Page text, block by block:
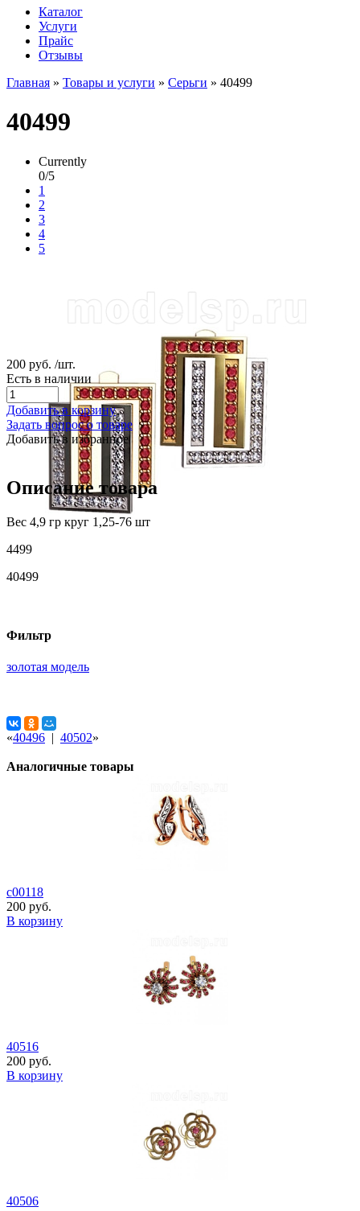
Каталог
Услуги
Прайс
Отзывы
Главная » Товары и услуги » Серьги » 40499
40499
Currently
0/5
1
2
3
4
5
200 руб. /шт.
Есть в наличии
Добавить в корзину
Задать вопрос о товаре
Добавить в избранное
Описание товара
Вес 4,9 гр круг 1,25-76 шт
4499
40499
Фильтр
золотая модель
«40496 | 40502»
Аналогичные товары
с00118
200 руб.
В корзину
40516
200 руб.
В корзину
40506